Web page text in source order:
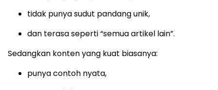
tidak punya sudut pandang unik,
dan terasa seperti “semua artikel lain”.
Sedangkan konten yang kuat biasanya:
punya contoh nyata,